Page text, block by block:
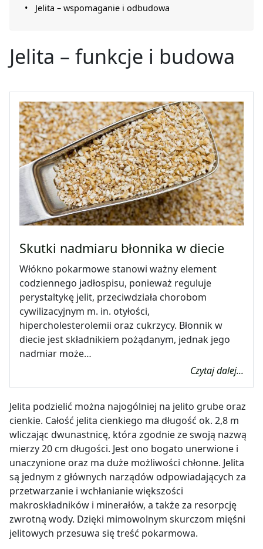
Jelita – wspomaganie i odbudowa
Jelita – funkcje i budowa
Skutki nadmiaru błonnika w diecie
Włókno pokarmowe stanowi ważny element
codziennego jadłospisu, ponieważ reguluje
perystaltykę jelit, przeciwdziała chorobom
cywilizacyjnym m. in. otyłości,
hipercholesterolemii oraz cukrzycy. Błonnik w
diecie jest składnikiem pożądanym, jednak jego
nadmiar może…
Czytaj dalej...
Jelita podzielić można najogólniej na jelito grube oraz
cienkie. Całość jelita cienkiego ma długość ok. 2,8 m
wliczając dwunastnicę, która zgodnie ze swoją nazwą
mierzy 20 cm długości. Jest ono bogato unerwione i
unaczynione oraz ma duże możliwości chłonne. Jelita
są jednym z głównych narządów odpowiadających za
przetwarzanie i wchłanianie większości
makroskładników i minerałów, a także za resorpcję
zwrotną wody. Dzięki mimowolnym skurczom mięśni
jelitowych przesuwa się treść pokarmowa.